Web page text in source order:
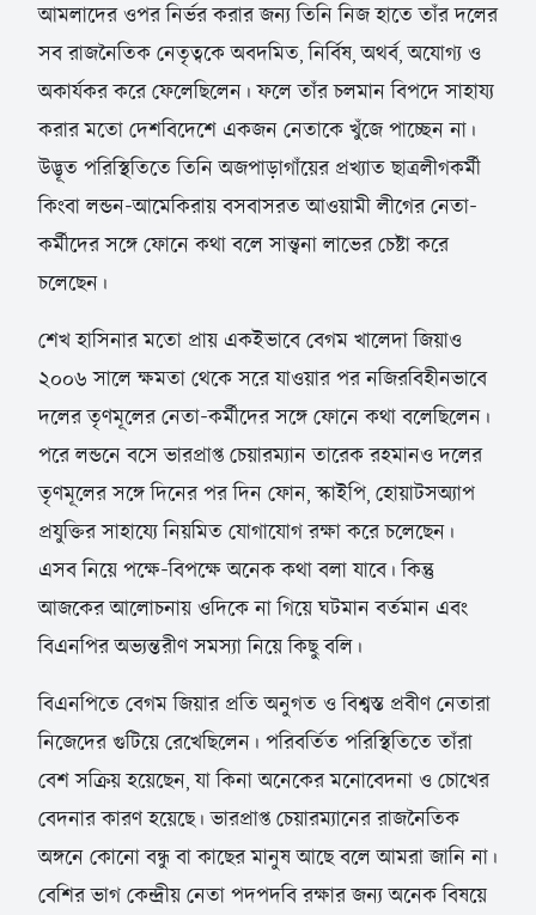
আমলাদের ওপর নির্ভর করার জন্য তিনি নিজ হাতে তাঁর দলের
সব রাজনৈতিক নেতৃত্বকে অবদমিত, নির্বিষ, অথর্ব, অযোগ্য ও
অকার্যকর করে ফেলেছিলেন। ফলে তাঁর চলমান বিপদে সাহায্য
করার মতো দেশবিদেশে একজন নেতাকে খুঁজে পাচ্ছেন না।
উদ্ভূত পরিস্থিতিতে তিনি অজপাড়াগাঁয়ের প্রখ্যাত ছাত্রলীগকর্মী
কিংবা লন্ডন-আমেকিরায় বসবাসরত আওয়ামী লীগের নেতা-
কর্মীদের সঙ্গে ফোনে কথা বলে সান্ত্বনা লাভের চেষ্টা করে
চলেছেন।
শেখ হাসিনার মতো প্রায় একইভাবে বেগম খালেদা জিয়াও
২০০৬ সালে ক্ষমতা থেকে সরে যাওয়ার পর নজিরবিহীনভাবে
দলের তৃণমূলের নেতা-কর্মীদের সঙ্গে ফোনে কথা বলেছিলেন।
পরে লন্ডনে বসে ভারপ্রাপ্ত চেয়ারম্যান তারেক রহমানও দলের
তৃণমূলের সঙ্গে দিনের পর দিন ফোন, স্কাইপি, হোয়াটসঅ্যাপ
প্রযুক্তির সাহায্যে নিয়মিত যোগাযোগ রক্ষা করে চলেছেন।
এসব নিয়ে পক্ষে-বিপক্ষে অনেক কথা বলা যাবে। কিন্তু
আজকের আলোচনায় ওদিকে না গিয়ে ঘটমান বর্তমান এবং
বিএনপির অভ্যন্তরীণ সমস্যা নিয়ে কিছু বলি।
বিএনপিতে বেগম জিয়ার প্রতি অনুগত ও বিশ্বস্ত প্রবীণ নেতারা
নিজেদের গুটিয়ে রেখেছিলেন। পরিবর্তিত পরিস্থিতিতে তাঁরা
বেশ সক্রিয় হয়েছেন, যা কিনা অনেকের মনোবেদনা ও চোখের
বেদনার কারণ হয়েছে। ভারপ্রাপ্ত চেয়ারম্যানের রাজনৈতিক
অঙ্গনে কোনো বন্ধু বা কাছের মানুষ আছে বলে আমরা জানি না।
বেশির ভাগ কেন্দ্রীয় নেতা পদপদবি রক্ষার জন্য অনেক বিষয়ে